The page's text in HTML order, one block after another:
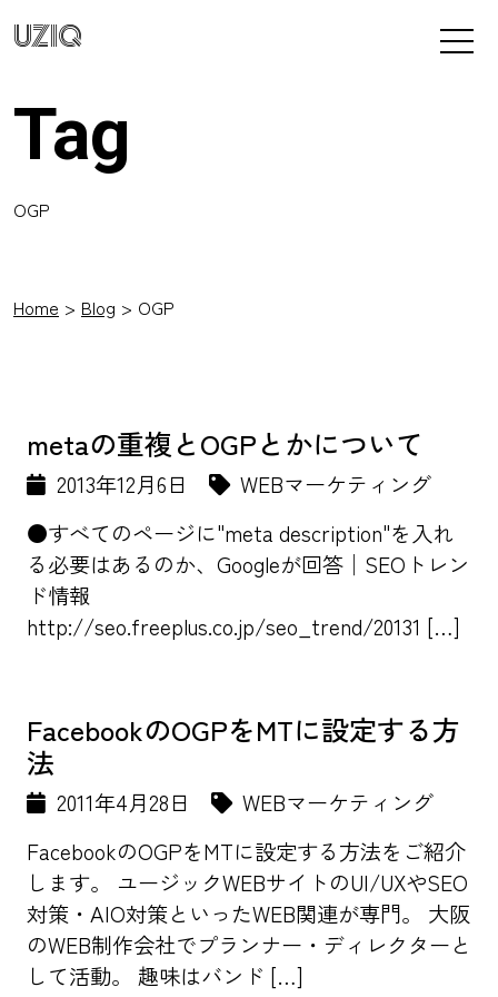
UZIQ
Tag
OGP
Home Blog OGP
metaの重複とOGPとかについて
2013年12月6日
WEBマーケティング
●すべてのページに"meta description"を入れ
る必要はあるのか、Googleが回答│SEOトレン
ド情報
http://seo.freeplus.co.jp/seo_trend/20131 […]
FacebookのOGPをMTに設定する方
法
2011年4月28日
WEBマーケティング
FacebookのOGPをMTに設定する方法をご紹介
します。 ユージックWEBサイトのUI/UXやSEO
対策・AIO対策といったWEB関連が専門。 大阪
のWEB制作会社でプランナー・ディレクターと
して活動。 趣味はバンド […]